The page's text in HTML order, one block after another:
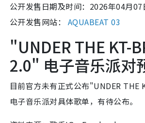
公开发售日期及时间：2026年04月07
公开发售网站： AQUABEAT 03
"UNDER THE KT-
2.0" 电子音乐派对
目前官方未有正式公布"UNDER THE
电子音乐派对具体歌单，有待公布。